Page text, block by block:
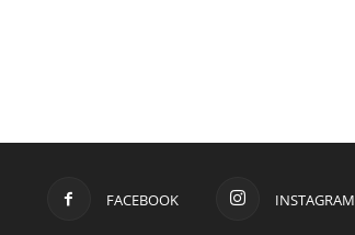
FACEBOOK INSTAGRAM